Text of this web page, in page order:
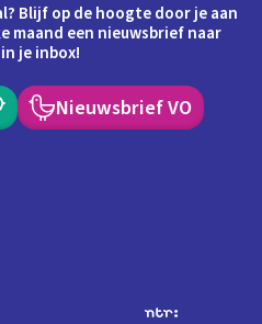
Blijf op de hoogte door je aan
maand een nieuwsbrief naar
je inbox!
Nieuwsbrief VO